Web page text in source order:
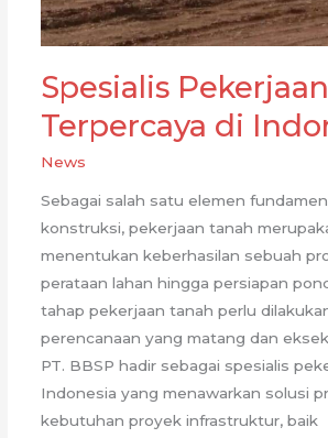
Spesialis
Terpercaya di
News
Sebagai salah satu elemen
konstruksi, pekerjaan tanah
menentukan keberhasilan sebuah
perataan lahan hingga persiapan
tahap pekerjaan tanah perlu
perencanaan yang matang dan
PT. BBSP hadir sebagai spesialis
Indonesia yang menawarkan solusi
kebutuhan proyek infrastruktur, baik